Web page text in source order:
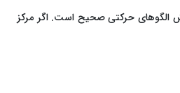
الگوهای حرکتی صحیح است. اگر مرکز